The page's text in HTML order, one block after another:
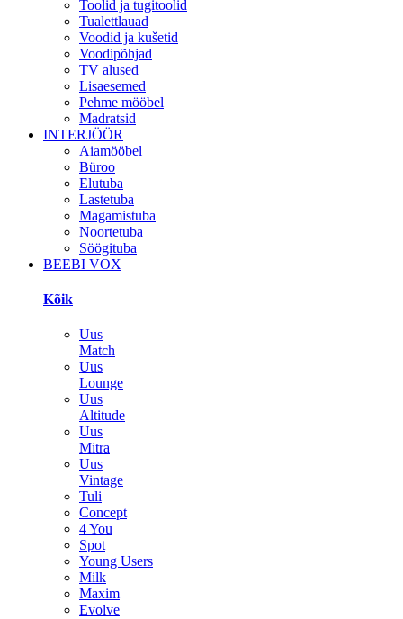
Toolid ja tugitoolid
Tualettlauad
Voodid ja kušetid
Voodipõhjad
TV alused
Lisaesemed
Pehme mööbel
Madratsid
INTERJÖÖR
Aiamööbel
Büroo
Elutuba
Lastetuba
Magamistuba
Noortetuba
Söögituba
BEEBI VOX
Kõik
Uus
Match
Uus
Lounge
Uus
Altitude
Uus
Mitra
Uus
Vintage
Tuli
Concept
4 You
Spot
Young Users
Milk
Maxim
Evolve